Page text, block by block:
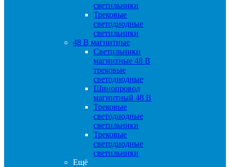
светильники
Трековые
светодиодные
светильники
48 B магнитные
Светильники
магнитные 48 В
трековые
светодиодные
Шинопровод
магнитный 48 В
Трековые
светодиодные
светильники
Трековые
светодиодные
светильники
Ещё